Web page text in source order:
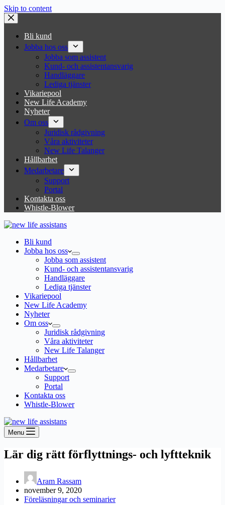
Skip to content
Bli kund
Jobba hos oss
Jobba som assistent
Kund- och assistentansvarig
Handläggare
Lediga tjänster
Vikariepool
New Life Academy
Nyheter
Om oss
Juridisk rådgivning
Våra aktiviteter
New Life Talanger
Hållbarhet
Medarbetare
Support
Portal
Kontakta oss
Whistle-Blower
Bli kund
Jobba hos oss
Jobba som assistent
Kund- och assistentansvarig
Handläggare
Lediga tjänster
Vikariepool
New Life Academy
Nyheter
Om oss
Juridisk rådgivning
Våra aktiviteter
New Life Talanger
Hållbarhet
Medarbetare
Support
Portal
Kontakta oss
Whistle-Blower
Menu
Lär dig rätt förflyttnings- och lyftteknik
Aram Rassam
november 9, 2020
Föreläsningar och seminarier